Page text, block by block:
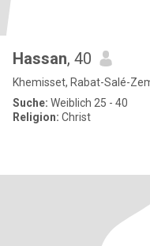
Hassan, 40
Khemisset, Rabat-Salé-
Suche: Weiblich 25 - 40
Religion: Christ